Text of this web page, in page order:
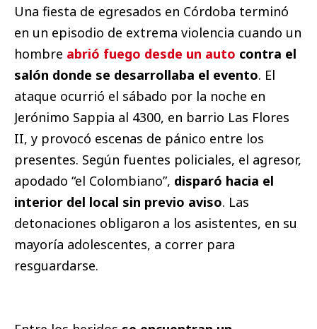
Una fiesta de egresados en Córdoba terminó
en un episodio de extrema violencia cuando un
hombre abrió fuego desde un auto contra el
salón donde se desarrollaba el evento. El
ataque ocurrió el sábado por la noche en
Jerónimo Sappia al 4300, en barrio Las Flores
II, y provocó escenas de pánico entre los
presentes. Según fuentes policiales, el agresor,
apodado “el Colombiano”, disparó hacia el
interior del local sin previo aviso. Las
detonaciones obligaron a los asistentes, en su
mayoría adolescentes, a correr para
resguardarse.